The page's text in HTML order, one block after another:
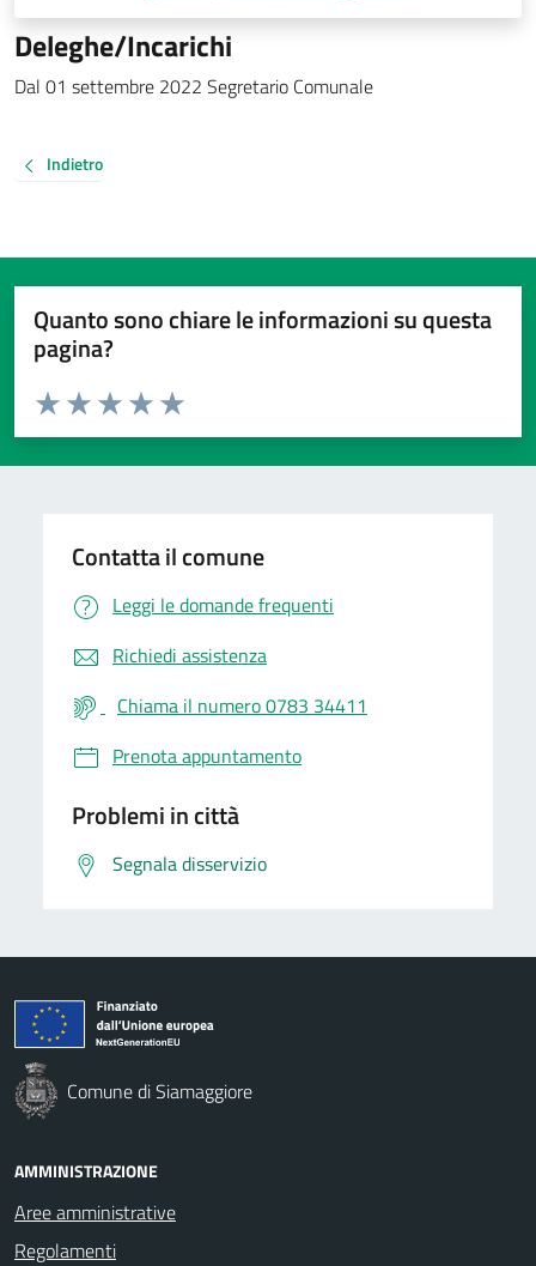
Deleghe/Incarichi
Dal 01 settembre 2022 Segretario Comunale
Indietro
Quanto sono chiare le informazioni su questa
pagina?
Valuta da 1 a 5 stelle la pagina
Valuta 5 stelle su 5
Valuta 4 stelle su 5
Valuta 3 stelle su 5
Valuta 2 stelle su 5
Valuta 1 stelle su 5
Contatta il comune
Leggi le domande frequenti
Richiedi assistenza
Chiama il numero 0783 34411
Prenota appuntamento
Problemi in città
Segnala disservizio
Comune di Siamaggiore
AMMINISTRAZIONE
Aree amministrative
Regolamenti